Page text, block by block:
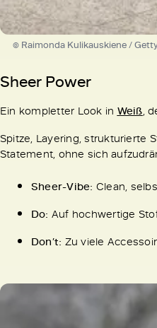
© Raimonda Kulikauskiene /
Sheer Power
Ein kompletter Look in Weiß,
Spitze, Layering, strukturierte
Statement, ohne sich
Sheer-Vibe: Clean,
Do: Auf hochwertige
Don’t: Zu viele